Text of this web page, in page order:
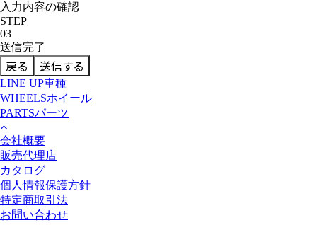
入力内容の確認
STEP
03
送信完了
LINE UP車種
WHEELSホイール
PARTSパーツ
会社概要
販売代理店
カタログ
個人情報保護方針
特定商取引法
お問い合わせ